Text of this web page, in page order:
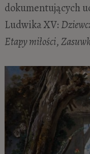
dokumentujących
Ludwika XV:
Etapy miłości,